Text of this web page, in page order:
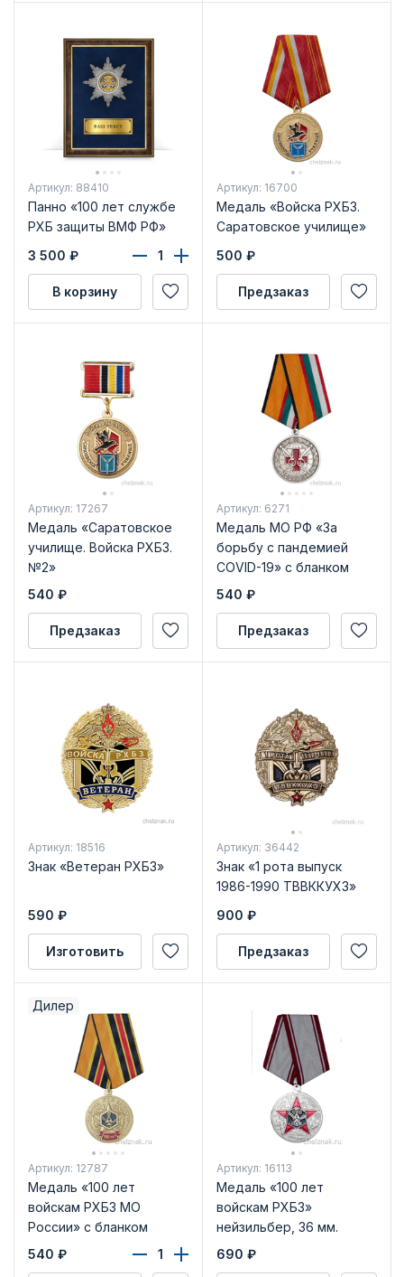
Артикул: 88410
Панно «100 лет службе
РХБ защиты ВМФ РФ»
3 500 ₽
В корзину
Артикул: 16700
Медаль «Войска РХБЗ.
Саратовское училище»
500 ₽
Предзаказ
Артикул: 17267
Медаль «Саратовское
училище. Войска РХБЗ.
№2»
540 ₽
Предзаказ
Артикул: 6271
Медаль МО РФ «За
борьбу с пандемией
COVID-19» с бланком
удостоверения
540 ₽
Предзаказ
Артикул: 18516
Знак «Ветеран РХБЗ»
590 ₽
Изготовить
Артикул: 36442
Знак «1 рота выпуск
1986-1990 ТВВККУХЗ»
900 ₽
Предзаказ
Дилер
Артикул: 12787
Медаль «100 лет
войскам РХБЗ МО
России» с бланком
удостоверения
540 ₽
Артикул: 16113
Медаль «100 лет
войскам РХБЗ»
нейзильбер, 36 мм.
690 ₽